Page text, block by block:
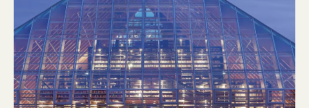
je verrassen. De open
rondvaartboot vertrekt vanuit
het historische centrum van
Spijkenisse en neemt je mee
naar de prachtige polders,
inclusief een wijngaard aan de